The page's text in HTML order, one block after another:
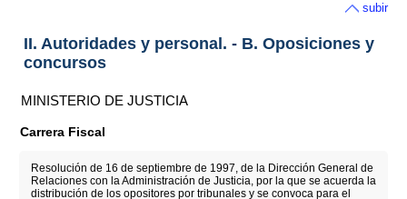
subir
II. Autoridades y personal. - B. Oposiciones y
concursos
MINISTERIO DE JUSTICIA
Carrera Fiscal
Resolución de 16 de septiembre de 1997, de la Dirección General de
Relaciones con la Administración de Justicia, por la que se acuerda la
distribución de los opositores por tribunales y se convoca para el